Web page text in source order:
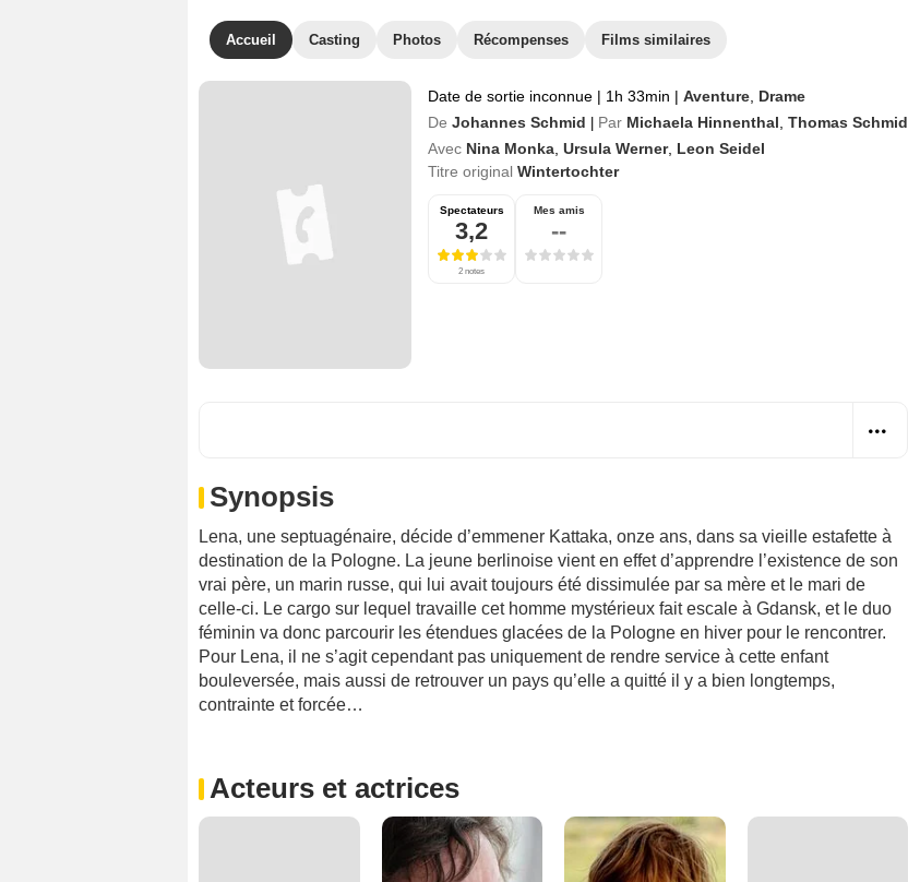
Accueil Casting Photos Récompenses Films similaires
Date de sortie inconnue | 1h 33min | Aventure Drame
De Johannes Schmid Par Michaela Hinnenthal Thomas Schmid
Avec Nina Monka Ursula Werner, Leon Seidel
Titre original Wintertochter
Spectateurs
3,2
2 notes
Mes amis
--
Synopsis
Lena, une septuagénaire, décide d’emmener Kattaka, onze ans, dans sa vieille estafette à
destination de la Pologne. La jeune berlinoise vient en effet d’apprendre l’existence de son
vrai père, un marin russe, qui lui avait toujours été dissimulée par sa mère et le mari de
celle-ci. Le cargo sur lequel travaille cet homme mystérieux fait escale à Gdansk, et le duo
féminin va donc parcourir les étendues glacées de la Pologne en hiver pour le rencontrer.
Pour Lena, il ne s’agit cependant pas uniquement de rendre service à cette enfant
bouleversée, mais aussi de retrouver un pays qu’elle a quitté il y a bien longtemps,
contrainte et forcée…
Acteurs et actrices